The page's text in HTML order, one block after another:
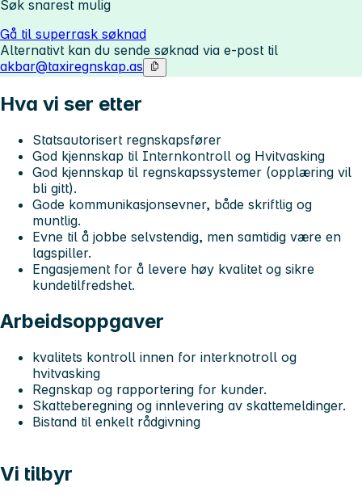
Søk snarest mulig
Gå til superrask søknad
Alternativt kan du sende søknad via e-post til
akbar@taxiregnskap.as
Hva vi ser etter
Statsautorisert regnskapsfører
God kjennskap til Internkontroll og Hvitvasking
God kjennskap til regnskapssystemer (opplæring vil
bli gitt).
Gode kommunikasjonsevner, både skriftlig og
muntlig.
Evne til å jobbe selvstendig, men samtidig være en
lagspiller.
Engasjement for å levere høy kvalitet og sikre
kundetilfredshet.
Arbeidsoppgaver
kvalitets kontroll innen for interknotroll og
hvitvasking
Regnskap og rapportering for kunder.
Skatteberegning og innlevering av skattemeldinger.
Bistand til enkelt rådgivning
Vi tilbyr